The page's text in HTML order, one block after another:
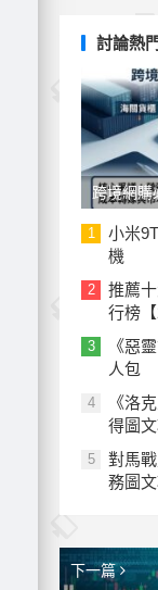
討論熱門
跨境網購
家與民代
大治理漏洞
1
小米
機
2
推薦
行榜【
3
《惡
人包
4
《洛
得圖
5
對馬
務圖
下一篇